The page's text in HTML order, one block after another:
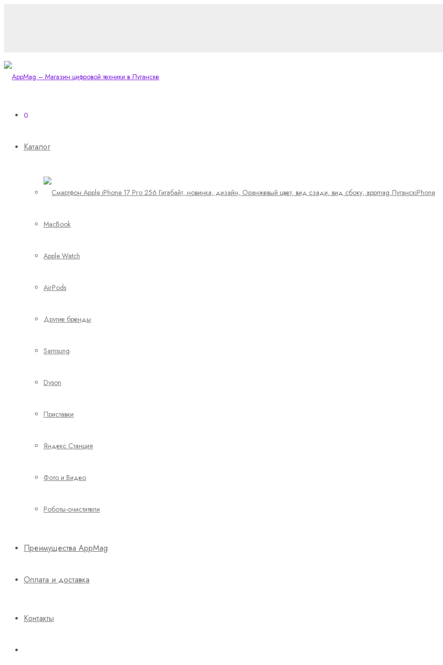
0
Каталог
iPhone
MacBook
Apple Watch
AirPods
Другие бренды
Samsung
Dyson
Приставки
Яндекс Станция
Фото и Видео
Роботы-очистители
Преимущества AppMag
Оплата и доставка
Контакты